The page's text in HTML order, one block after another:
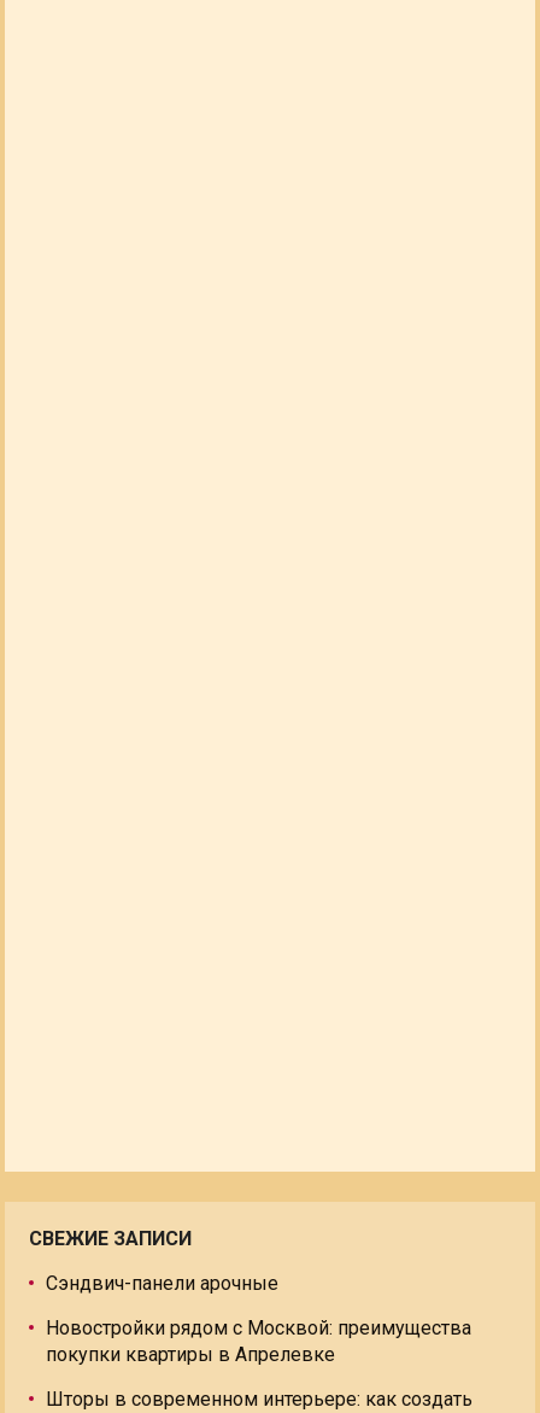
СВЕЖИЕ ЗАПИСИ
Сэндвич-панели арочные
Новостройки рядом с Москвой: преимущества
покупки квартиры в Апрелевке
Шторы в современном интерьере: как создать